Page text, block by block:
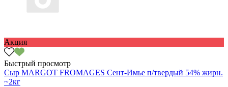
Акция
Быстрый просмотр
Сыр MARGOT FROMAGES Сент-Имье п/твердый 54% жирн.
~2кг